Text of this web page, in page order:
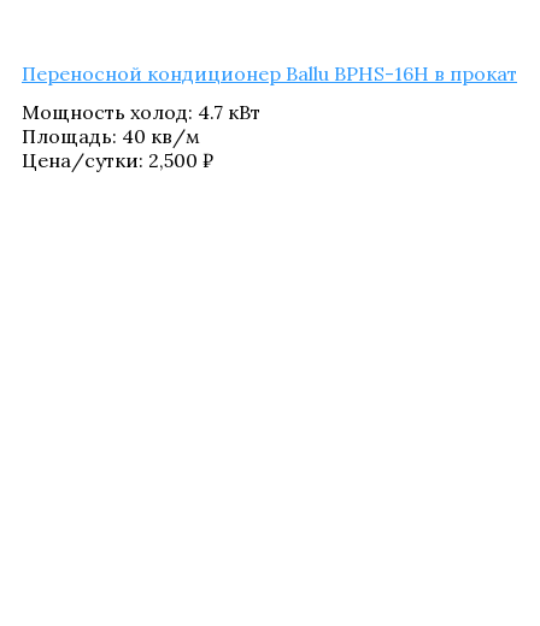
Пере­нос­ной кон­ди­ци­о­нер Ballu BPHS-16H в прокат
Мощ­ность холод: 4.7 кВт
Пло­щадь: 40 кв/​м
Цена/​сутки: 2,500 ₽